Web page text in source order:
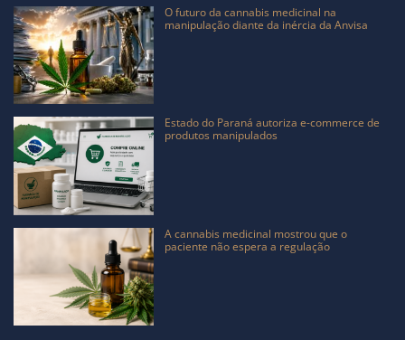
O futuro da cannabis medicinal na
manipulação diante da inércia da Anvisa
Estado do Paraná autoriza e-commerce de
produtos manipulados
A cannabis medicinal mostrou que o
paciente não espera a regulação